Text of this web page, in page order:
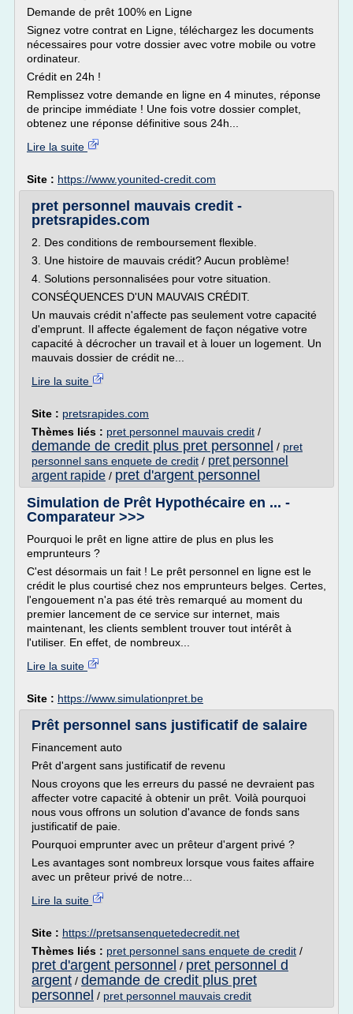
Demande de prêt 100% en Ligne
Signez votre contrat en Ligne, téléchargez les documents
nécessaires pour votre dossier avec votre mobile ou votre
ordinateur.
Crédit en 24h !
Remplissez votre demande en ligne en 4 minutes, réponse
de principe immédiate ! Une fois votre dossier complet,
obtenez une réponse définitive sous 24h...
Lire la suite
Site : https://www.younited-credit.com
pret personnel mauvais credit -
pretsrapides.com
2. Des conditions de remboursement flexible.
3. Une histoire de mauvais crédit? Aucun problème!
4. Solutions personnalisées pour votre situation.
CONSÉQUENCES D'UN MAUVAIS CRÉDIT.
Un mauvais crédit n'affecte pas seulement votre capacité
d'emprunt. Il affecte également de façon négative votre
capacité à décrocher un travail et à louer un logement. Un
mauvais dossier de crédit ne...
Lire la suite
Site : pretsrapides.com
Thèmes liés : pret personnel mauvais credit /
demande de credit plus pret personnel / pret
personnel sans enquete de credit / pret personnel
argent rapide / pret d'argent personnel
Simulation de Prêt Hypothécaire en ... -
Comparateur >>>
Pourquoi le prêt en ligne attire de plus en plus les
emprunteurs ?
C'est désormais un fait ! Le prêt personnel en ligne est le
crédit le plus courtisé chez nos emprunteurs belges. Certes,
l'engouement n'a pas été très remarqué au moment du
premier lancement de ce service sur internet, mais
maintenant, les clients semblent trouver tout intérêt à
l'utiliser. En effet, de nombreux...
Lire la suite
Site : https://www.simulationpret.be
Prêt personnel sans justificatif de salaire
Financement auto
Prêt d'argent sans justificatif de revenu
Nous croyons que les erreurs du passé ne devraient pas
affecter votre capacité à obtenir un prêt. Voilà pourquoi
nous vous offrons un solution d'avance de fonds sans
justificatif de paie.
Pourquoi emprunter avec un prêteur d'argent privé ?
Les avantages sont nombreux lorsque vous faites affaire
avec un prêteur privé de notre...
Lire la suite
Site : https://pretsansenquetedecredit.net
Thèmes liés : pret personnel sans enquete de credit /
pret d'argent personnel / pret personnel d
argent / demande de credit plus pret
personnel / pret personnel mauvais credit